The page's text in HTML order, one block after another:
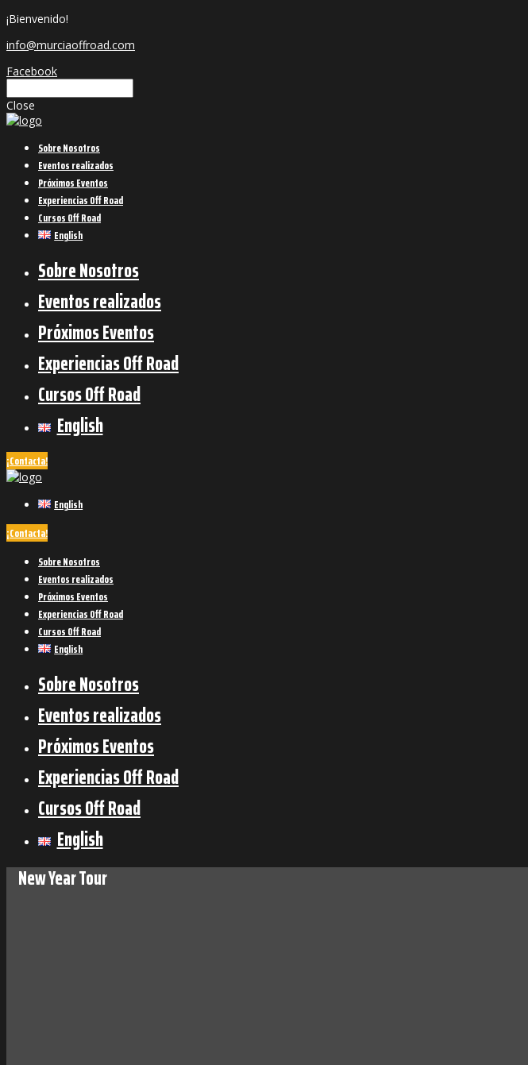
¡Bienvenido!
info@murciaoffroad.com
Facebook
Close
Sobre Nosotros
Eventos realizados
Próximos Eventos
Experiencias Off Road
Cursos Off Road
English
Sobre Nosotros
Eventos realizados
Próximos Eventos
Experiencias Off Road
Cursos Off Road
English
¡Contacta!
English
¡Contacta!
Sobre Nosotros
Eventos realizados
Próximos Eventos
Experiencias Off Road
Cursos Off Road
English
Sobre Nosotros
Eventos realizados
Próximos Eventos
Experiencias Off Road
Cursos Off Road
English
New Year Tour